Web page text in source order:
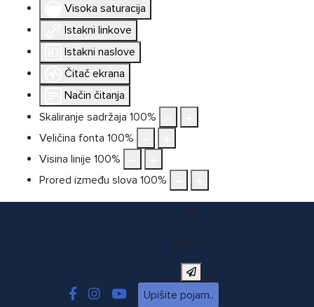
Visoka saturacija
Istakni linkove
Istakni naslove
Čitač ekrana
Način čitanja
Skaliranje sadržaja 100%
Veličina fonta 100%
Visina linije 100%
Prored između slova 100%
X
Pretraga